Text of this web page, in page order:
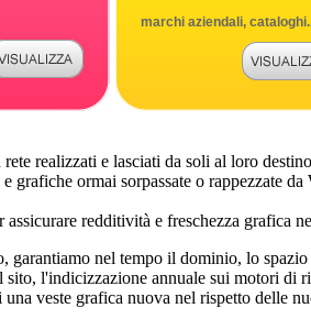
marchi aziendali,
realizzati e lasciati da soli al loro
grafiche ormai sorpassate o rappezzate
redditività e freschezza grafica
garantiamo nel tempo il dominio, lo
sito, l'indicizzazione annuale sui motori di
veste grafica nuova nel rispetto delle